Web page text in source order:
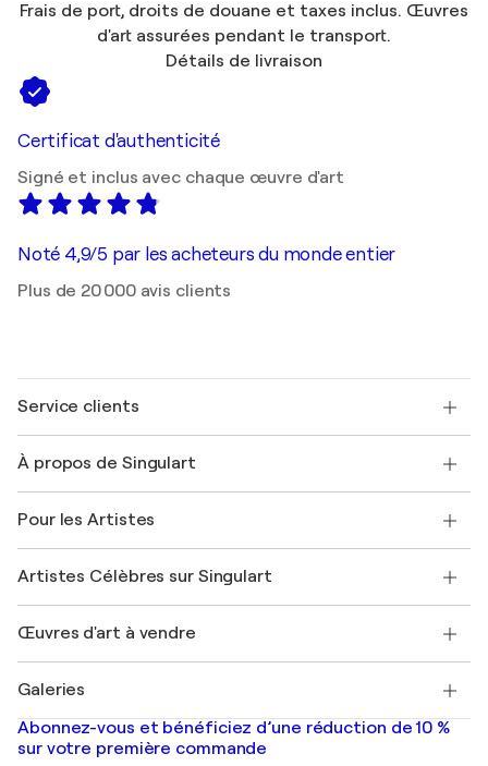
Frais de port, droits de douane et taxes inclus. Œuvres
d'art assurées pendant le transport.
Détails de livraison
Certificat d'authenticité
Signé et inclus avec chaque œuvre d'art
Noté 4,9/5 par les acheteurs du monde entier
Plus de 20 000 avis clients
Service clients
Expédition
Offrir une carte cadeau
Rejoignez notre programme commercial
Mon compte
+33 1 76 44 06 42
À propos de Singulart
FAQ
Magazine Singulart
Emplois
Découvrez une sélection d'art original
Pour les Artistes
Se connecter en tant qu'Artiste
Artistes Célèbres sur Singulart
Marc Chagall
Banksy
Mr. Brainwash
Shepard Fairey
Œuvres d'art à vendre
Tableaux abstraits à vendre
Peintures de paysage
Estampes
Galeries
Galeries d'art en France
Galeries d'art en Belgique
Abonnez-vous et bénéficiez d’une réduction de 10 %
sur votre première commande